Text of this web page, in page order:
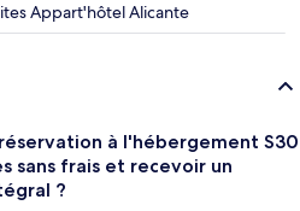
Appart'hôtel Alicante
à l'hébergement S30
sans frais et recevoir un
?